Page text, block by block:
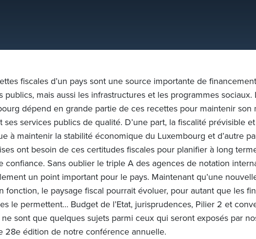
fiscales d’un pays sont une source importante de
publics, mais aussi les infrastructures et les programmes sociaux.
dépend en grande partie de ces recettes pour maintenir son
ses services publics de qualité. D’une part, la fiscalité prévisible
à maintenir la stabilité économique du Luxembourg et d’autre
ont besoin de ces certitudes fiscales pour planifier à long
confiance. Sans oublier le triple A des agences de notation
un point important pour le pays. Maintenant qu’une
fonction, le paysage fiscal pourrait évoluer, pour autant que les
le permettent… Budget de l’Etat, jurisprudences, Pilier 2 et
sont que quelques sujets parmi ceux qui seront exposés par
28e édition de notre conférence annuelle.